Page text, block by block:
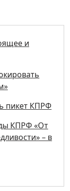
и
пикет КПРФ
КПРФ «От
– в